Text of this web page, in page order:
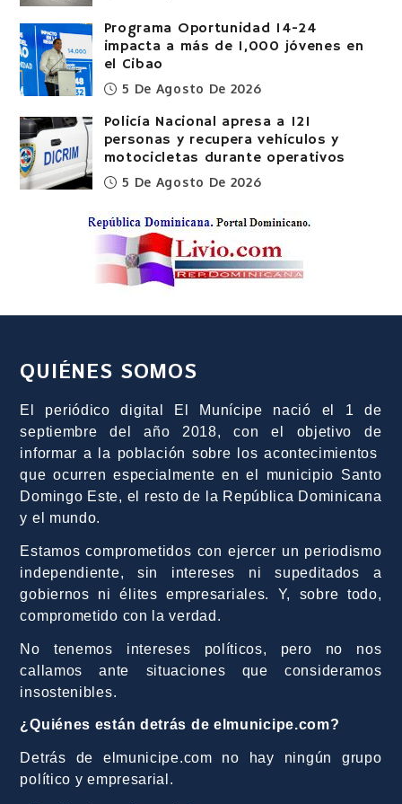
Programa Oportunidad 14-24
impacta a más de 1,000 jóvenes en
el Cibao
5 De Agosto De 2026
Policía Nacional apresa a 121
personas y recupera vehículos y
motocicletas durante operativos
5 De Agosto De 2026
QUIÉNES SOMOS
El periódico digital El Munícipe nació el 1 de
septiembre del año 2018, con el objetivo de
informar a la población sobre los acontecimientos
que ocurren especialmente en el municipio Santo
Domingo Este, el resto de la República Dominicana
y el mundo.
Estamos comprometidos con ejercer un periodismo
independiente, sin intereses ni supeditados a
gobiernos ni élites empresariales. Y, sobre todo,
comprometido con la verdad.
No tenemos intereses políticos, pero no nos
callamos ante situaciones que consideramos
insostenibles.
¿Quiénes están detrás de elmunicipe.com?
Detrás de elmunicipe.com no hay ningún grupo
político y empresarial.